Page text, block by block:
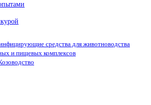
средства для животноводства
и пищевых комплексов